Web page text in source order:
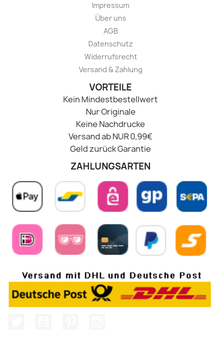
Impressum
Über uns
AGB
Datenschutz
Widerrufsrecht
Versand & Zahlung
VORTEILE
Kein Mindestbestellwert
Nur Originale
Keine Nachdrucke
Versand ab NUR 0,99€
Geld zurück Garantie
ZAHLUNGSARTEN